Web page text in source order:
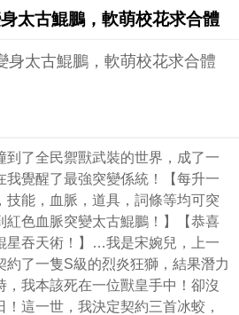
太古鯤鵬，軟萌校花求合體
身太古鯤鵬，軟萌校花求合體
到了全民禦獸武裝的世界，成了一
我覺醒了最強突變係統！【每升一
技能，血脈，道具，詞條等均可突
紅色血脈突變太古鯤鵬！】【恭喜
星吞天術！】…我是宋婉兒，上一
約了一隻S級的烈炎狂獅，結果潛力
，我本該死在一位獸皇手中！卻沒
這一世，我決定契約三首冰蛟，